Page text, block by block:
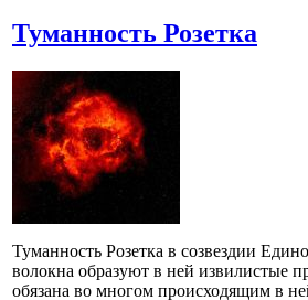
Туманность Розетка
Туманность Розетка в созвездии
волокна образуют в ней
обязана во многом происходящим в